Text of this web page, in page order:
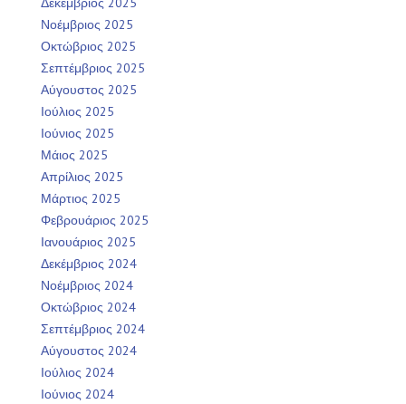
Νοέμβριος 2025
Οκτώβριος 2025
Σεπτέμβριος 2025
Αύγουστος 2025
Ιούλιος 2025
Ιούνιος 2025
Μάιος 2025
Απρίλιος 2025
Μάρτιος 2025
Φεβρουάριος 2025
Ιανουάριος 2025
Δεκέμβριος 2024
Νοέμβριος 2024
Οκτώβριος 2024
Σεπτέμβριος 2024
Αύγουστος 2024
Ιούλιος 2024
Ιούνιος 2024